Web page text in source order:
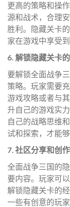
更高的策略和操
源和战术，合理
胜利。隐藏关卡
家在游戏中享受
6. 解锁隐藏关卡
要解锁全面战争
策略。玩家需要
游戏攻略或者与
升自己的游戏实
自己的战略思维
试和探索，才能
7. 社区分享和创作
全面战争三国的
要内容。玩家可
解锁隐藏关卡的
一些有创意的玩